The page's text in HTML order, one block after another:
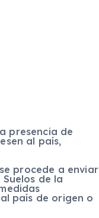
presencia de
al país,
procede a enviar
de la
país de origen o